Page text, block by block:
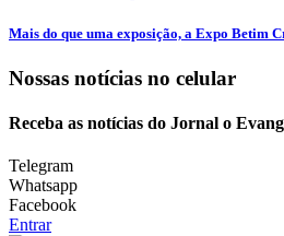
Mais do que uma exposição, a Expo Betim
Nossas notícias no celular
Receba as notícias do Jornal o
Telegram
Whatsapp
Facebook
Entrar